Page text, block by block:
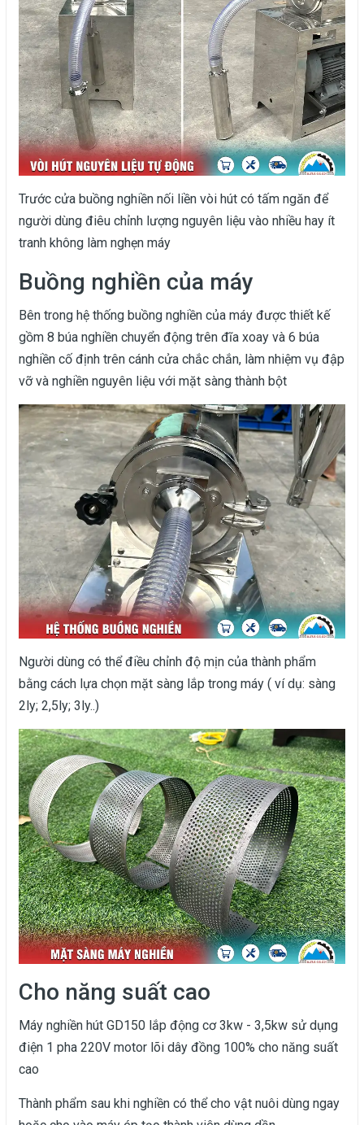
Trước cửa buồng nghiền nối liền vòi hút có tấm ngăn để
người dùng điêu chỉnh lượng nguyên liệu vào nhiều hay ít
tranh không làm nghẹn máy
Buồng nghiền của máy
Bên trong hệ thống buồng nghiền của máy được thiết kế
gồm 8 búa nghiền chuyển động trên đĩa xoay và 6 búa
nghiền cố định trên cánh cửa chắc chắn, làm nhiệm vụ đập
vỡ và nghiền nguyên liệu với mặt sàng thành bột
Người dùng có thể điều chỉnh độ mịn của thành phẩm
bằng cách lựa chọn mặt sàng lắp trong máy ( ví dụ: sàng
2ly; 2,5ly; 3ly..)
Cho năng suất cao
Máy nghiền hút GD150 lắp động cơ 3kw - 3,5kw sử dụng
điện 1 pha 220V motor lõi dây đồng 100% cho năng suất
cao
Thành phẩm sau khi nghiền có thể cho vật nuôi dùng ngay